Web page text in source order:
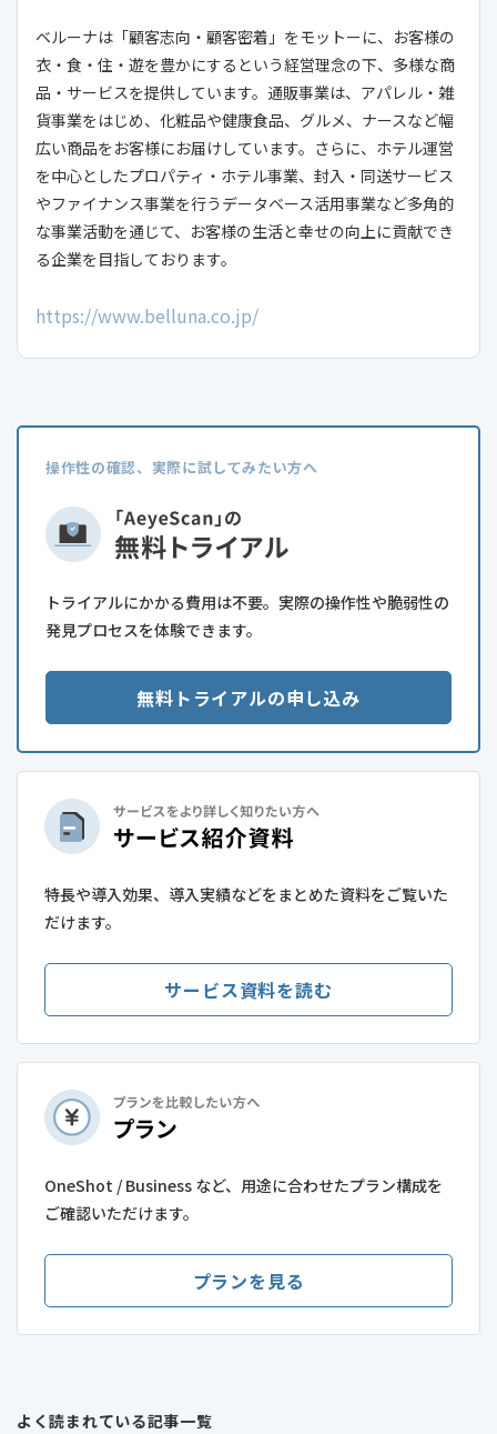
ベルーナは「顧客志向・顧客密着」をモットーに、お客様の
衣・食・住・遊を豊かにするという経営理念の下、多様な商
品・サービスを提供しています。通販事業は、アパレル・雑
貨事業をはじめ、化粧品や健康食品、グルメ、ナースなど幅
広い商品をお客様にお届けしています。さらに、ホテル運営
を中心としたプロパティ・ホテル事業、封入・同送サービス
やファイナンス事業を行うデータベース活用事業など多角的
な事業活動を通じて、お客様の生活と幸せの向上に貢献でき
る企業を目指しております。
https://www.belluna.co.jp/
操作性の確認、実際に試してみたい方へ
トライアルにかかる費用は不要。実際の操作性や脆弱性の
発見プロセスを体験できます。
無料トライアルの申し込み
特長や導入効果、導入実績などをまとめた資料をご覧いた
だけます。
サービス資料を読む
OneShot / Business など、用途に合わせたプラン構成を
ご確認いただけます。
プランを見る
よく読まれている記事一覧